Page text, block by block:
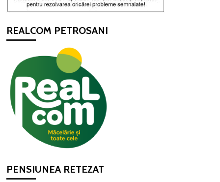
REALCOM PETROSANI
PENSIUNEA RETEZAT